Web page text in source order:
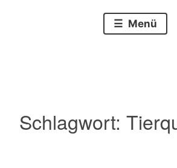
mhmedia.de
Menü
Schlagwort: